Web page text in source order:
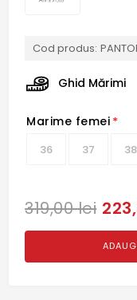
Cod produs:
Ghid Mărimi
Marime femei *
36 37 38
319,00 lei